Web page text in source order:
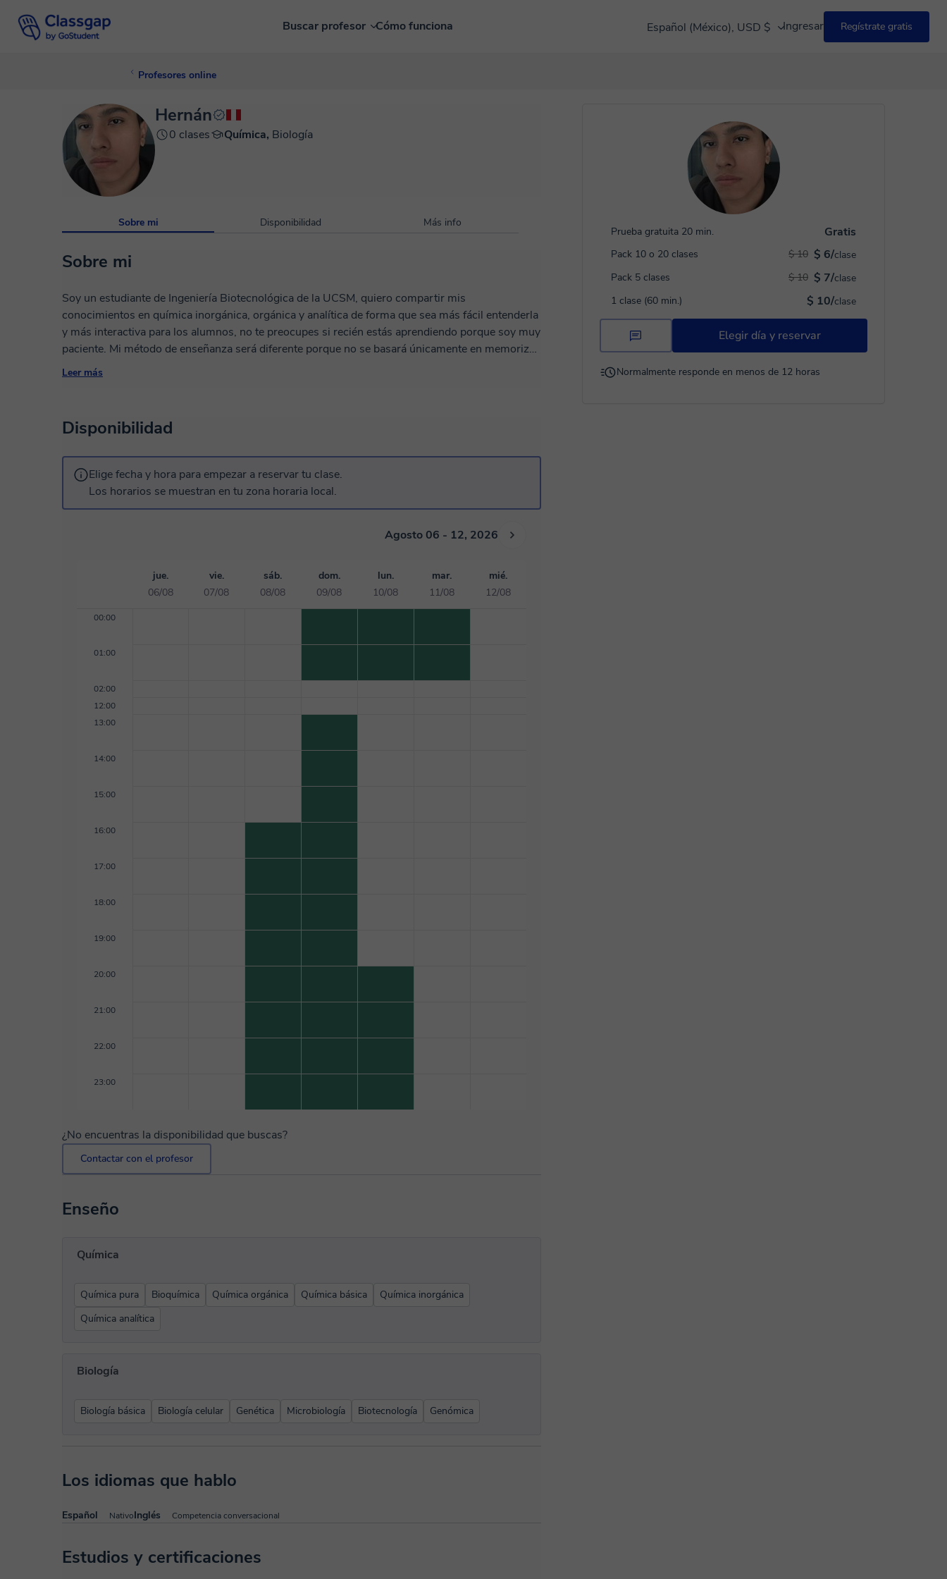
Buscar profesor Cómo funciona Español (México), USD $ Ingresar Regístrate gratis
Profesores online
Prueba gratuita 20 min. Gratis
Pack 10 o 20 clases $ 6/clase
$ 10
Pack 5 clases
$ 7/clase
$ 10
1 clase (60 min.)
$ 10/clase
Elegir día y reservar
Normalmente responde en menos de 12 horas
Hernán
0 clases Química, Biología
Sobre mi Disponibilidad Más info
Sobre mi
Soy un estudiante de Ingeniería Biotecnológica de la UCSM, quiero compartir mis
conocimientos en química inorgánica, orgánica y analítica de forma que sea más fácil entenderla
y más interactiva para los alumnos, no te preocupes si recién estás aprendiendo porque soy muy
paciente. Mi método de enseñanza será diferente porque no se basará únicamente en memorizar
conceptos o repetir diapositivas, sino en comprender, cuestionar y aplicar el conocimiento a
molécula Tabla periódica Enlaces químicos Número atómico y de masa Configuración
REDOX Unidades químicas Soluciones Estequiometría Nomenclatura orgánica Reacciones
orgánicas
Leer más
Disponibilidad
Elige fecha y hora para empezar a reservar tu clase.
Los horarios se muestran en tu zona horaria local.
Agosto 06 - 12, 2026
jue.
06/08
vie.
07/08
sáb.
08/08
dom.
09/08
lun.
10/08
mar.
11/08
mié.
12/08
00:00
01:00
02:00
12:00
13:00
14:00
15:00
16:00
17:00
18:00
19:00
20:00
21:00
22:00
23:00
¿No encuentras la disponibilidad que buscas?
Contactar con el profesor
Enseño
Química
Química pura Bioquímica Química orgánica Química básica
Química inorgánica
Química analítica
Biología
Biología básica Biología celular Genética Microbiología Biotecnología Genómica
Los idiomas que hablo
Español NativoInglés Competencia conversacional
Estudios y certificaciones